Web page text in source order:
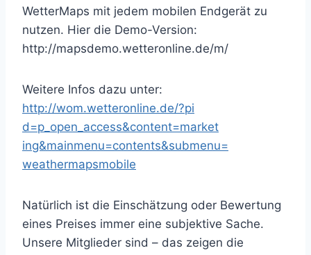
WetterMaps mit jedem mobilen Endgerät zu
nutzen. Hier die Demo-Version:
http://mapsdemo.wetteronline.de/m/
Weitere Infos dazu unter:
http://wom.wetteronline.de/?pi
d=p_open_access&content=market
ing&mainmenu=contents&submenu=
weathermapsmobile
Natürlich ist die Einschätzung oder Bewertung
eines Preises immer eine subjektive Sache.
Unsere Mitglieder sind – das zeigen die